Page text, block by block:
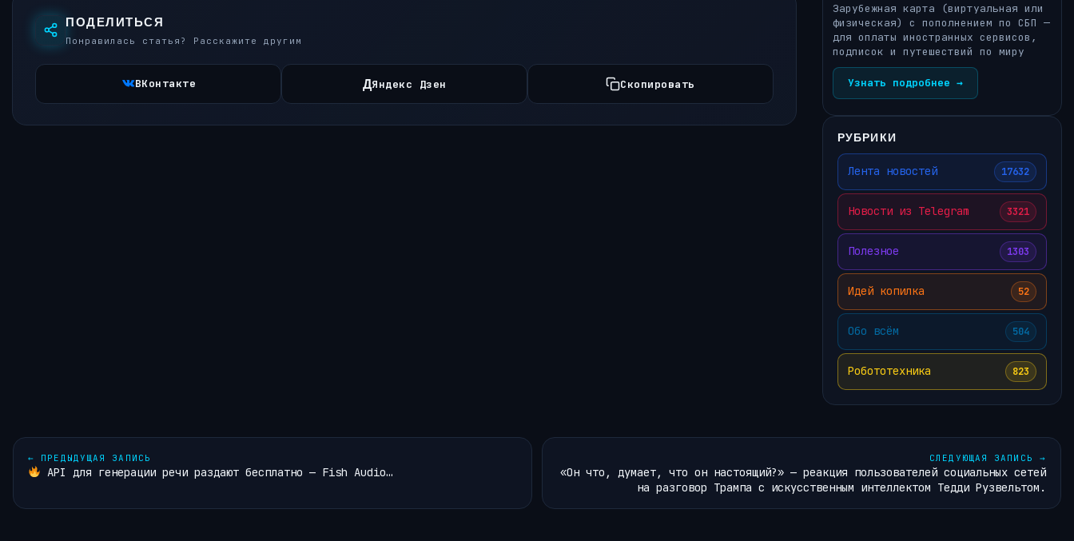
ПОДЕЛИТЬСЯ
Понравилась статья? Расскажите другим
ВКонтакте ДЯндекс Дзен Скопировать
Зарубежная карта (виртуальная или
физическая) с пополнением по СБП —
для оплаты иностранных сервисов,
подписок и путешествий по миру
Узнать подробнее →
РУБРИКИ
Лента новостей 17632
Новости из Telegram 3321
Полезное 1303
Идей копилка 52
Обо всём 504
Робототехника 823
← ПРЕДЫДУЩАЯ ЗАПИСЬ
API для генерации речи раздают бесплатно — Fish Audio…
СЛЕДУЮЩАЯ ЗАПИСЬ →
«Он что, думает, что он настоящий?» — реакция пользователей социальных сетей
на разговор Трампа с искусственным интеллектом Тедди Рузвельтом.